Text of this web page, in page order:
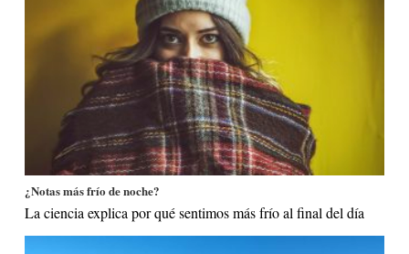
¿Notas más frío de noche?
La ciencia explica por qué sentimos más frío al final del día